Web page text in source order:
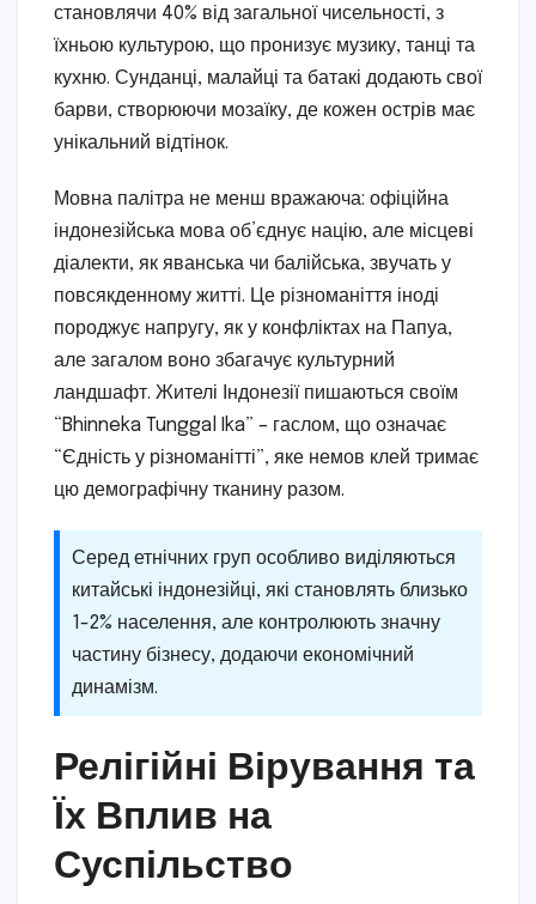
становлячи 40% від загальної чисельності, з
їхньою культурою, що пронизує музику, танці та
кухню. Сунданці, малайці та батакі додають свої
барви, створюючи мозаїку, де кожен острів має
унікальний відтінок.
Мовна палітра не менш вражаюча: офіційна
індонезійська мова об’єднує націю, але місцеві
діалекти, як яванська чи балійська, звучать у
повсякденному житті. Це різноманіття іноді
породжує напругу, як у конфліктах на Папуа,
але загалом воно збагачує культурний
ландшафт. Жителі Індонезії пишаються своїм
“Bhinneka Tunggal Ika” – гаслом, що означає
“Єдність у різноманітті”, яке немов клей тримає
цю демографічну тканину разом.
Серед етнічних груп особливо виділяються
китайські індонезійці, які становлять близько
1-2% населення, але контролюють значну
частину бізнесу, додаючи економічний
динамізм.
Релігійні Вірування та
Їх Вплив на
Суспільство